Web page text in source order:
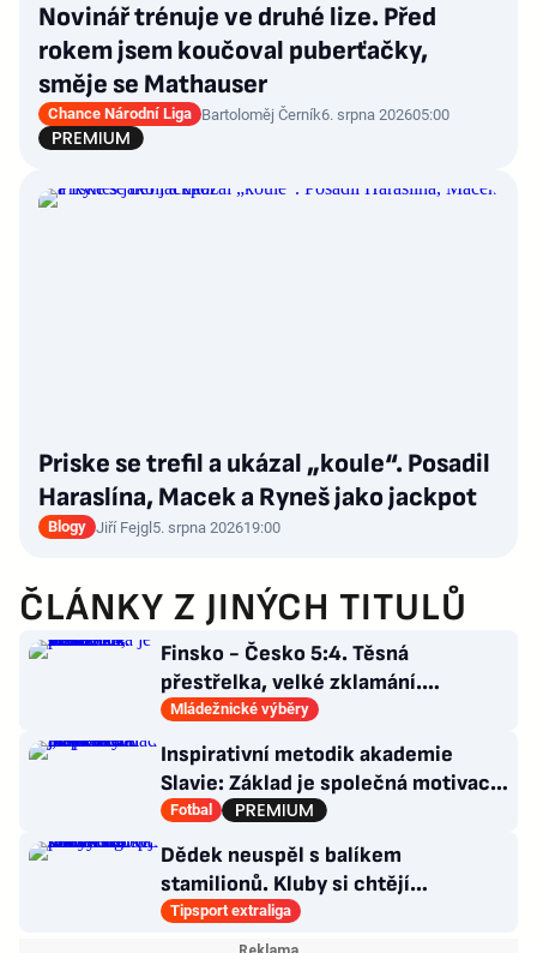
Novinář trénuje ve druhé lize. Před
rokem jsem koučoval puberťačky,
směje se Mathauser
Chance Národní Liga Bartoloměj Černík6. srpna 202605:00
Priske se trefil a ukázal „koule“. Posadil
Haraslína, Macek a Ryneš jako jackpot
Blogy Jiří Fejgl5. srpna 202619:00
ČLÁNKY Z JINÝCH TITULŮ
Finsko - Česko 5:4. Těsná
přestřelka, velké zklamání.
Osmnáctka je mimo semifinále
Mládežnické výběry
Inspirativní metodik akademie
Slavie: Základ je společná motivace.
Nová DNA „sešívaných“
Fotbal
Dědek neuspěl s balíkem
stamilionů. Kluby si chtějí
marketingová práva řídit samy
Tipsport extraliga